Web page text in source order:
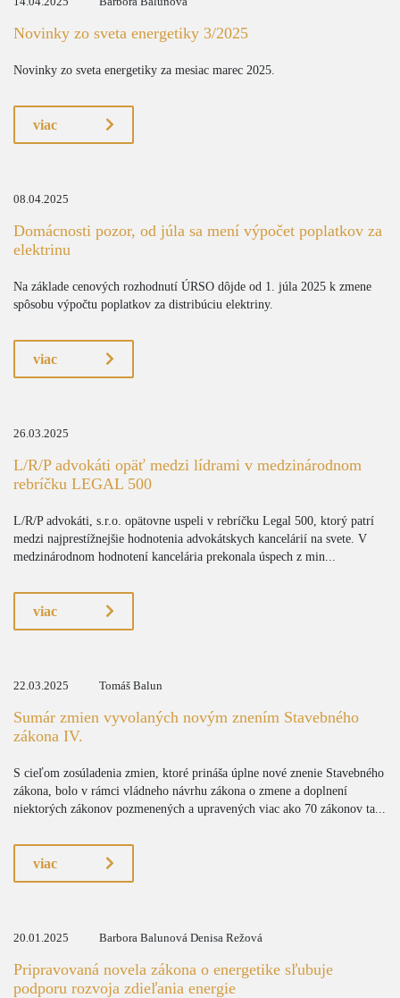
Novinky zo sveta energetiky 3/2025
Novinky zo sveta energetiky za mesiac marec 2025.
viac
08.04.2025
Domácnosti pozor, od júla sa mení výpočet poplatkov za
elektrinu
Na základe cenových rozhodnutí ÚRSO dôjde od 1. júla 2025 k zmene
spôsobu výpočtu poplatkov za distribúciu elektriny.
viac
26.03.2025
L/R/P advokáti opäť medzi lídrami v medzinárodnom
rebríčku LEGAL 500
L/R/P advokáti, s.r.o. opätovne uspeli v rebríčku Legal 500, ktorý patrí
medzi najprestížnejšie hodnotenia advokátskych kancelárií na svete. V
medzinárodnom hodnotení kancelária prekonala úspech z min...
viac
22.03.2025 Tomáš Balun
Sumár zmien vyvolaných novým znením Stavebného
zákona IV.
S cieľom zosúladenia zmien, ktoré prináša úplne nové znenie Stavebného
zákona, bolo v rámci vládneho návrhu zákona o zmene a doplnení
niektorých zákonov pozmenených a upravených viac ako 70 zákonov ta...
viac
20.01.2025 Barbora Balunová Denisa Režová
Pripravovaná novela zákona o energetike sľubuje
podporu rozvoja zdieľania energie